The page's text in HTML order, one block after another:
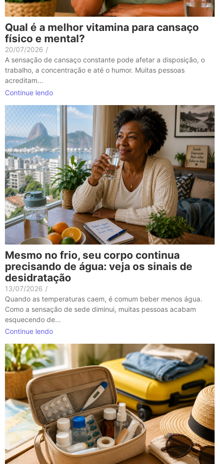
Qual é a melhor vitamina para cansaço
físico e mental?
20/07/2026 /
A sensação de cansaço constante pode afetar a disposição, o
trabalho, a concentração e até o humor. Muitas pessoas
acreditam...
Continue lendo
Mesmo no frio, seu corpo continua
precisando de água: veja os sinais de
desidratação
13/07/2026 /
Quando as temperaturas caem, é comum beber menos água.
Como a sensação de sede diminui, muitas pessoas acabam
esquecendo de...
Continue lendo